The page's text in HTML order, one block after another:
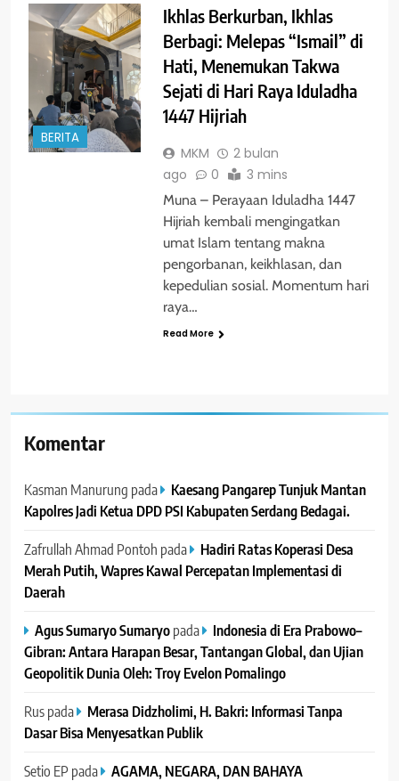
BERITA
‎Ikhlas Berkurban, Ikhlas
Berbagi: Melepas “Ismail” di
Hati, Menemukan Takwa
Sejati di Hari Raya Iduladha
1447 Hijriah
MKM
2 bulan
ago
0 3 mins
Muna – Perayaan Iduladha 1447
Hijriah kembali mengingatkan
umat Islam tentang makna
pengorbanan, keikhlasan, dan
kepedulian sosial. Momentum hari
raya…
Read More
Komentar
Kasman Manurung pada
Kaesang Pangarep Tunjuk Mantan
Kapolres Jadi Ketua DPD PSI Kabupaten Serdang Bedagai. ‎ ‎
Zafrullah Ahmad Pontoh pada
Hadiri Ratas Koperasi Desa
Merah Putih, Wapres Kawal Percepatan Implementasi di
Daerah
Agus Sumaryo Sumaryopada
Indonesia di Era Prabowo–
Gibran: Antara Harapan Besar, Tantangan Global, dan Ujian
Geopolitik Dunia Oleh: Troy Evelon Pomalingo
Ruspada
Merasa Didzholimi, H. Bakri: Informasi Tanpa
Dasar Bisa Menyesatkan Publik
Setio EP pada
AGAMA, NEGARA, DAN BAHAYA